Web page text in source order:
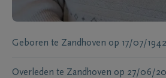
Geboren te Zandhoven op 17/07/1942
Overleden te Zandhoven op 27/06/